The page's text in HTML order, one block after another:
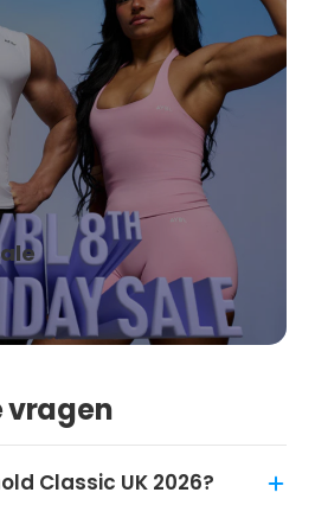
vragen
Classic UK 2026?